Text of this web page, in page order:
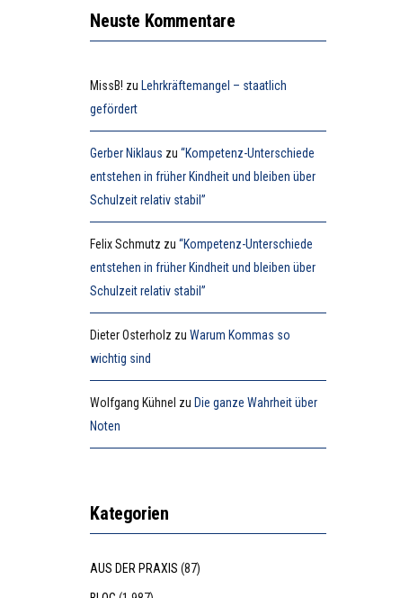
Neuste Kommentare
MissB! zu Lehrkräftemangel – staatlich
gefördert
Gerber Niklaus zu“Kompetenz-Unterschiede
entstehen in früher Kindheit und bleiben über
Schulzeit relativ stabil”
Felix Schmutz zu“Kompetenz-Unterschiede
entstehen in früher Kindheit und bleiben über
Schulzeit relativ stabil”
Dieter Osterholz zuWarum Kommas so
wichtig sind
Wolfgang Kühnel zu Die ganze Wahrheit über
Noten
Kategorien
AUS DER PRAXIS (87)